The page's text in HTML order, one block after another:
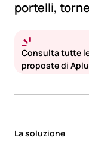
portelli,
Consulta tutte
proposte di
La soluzione